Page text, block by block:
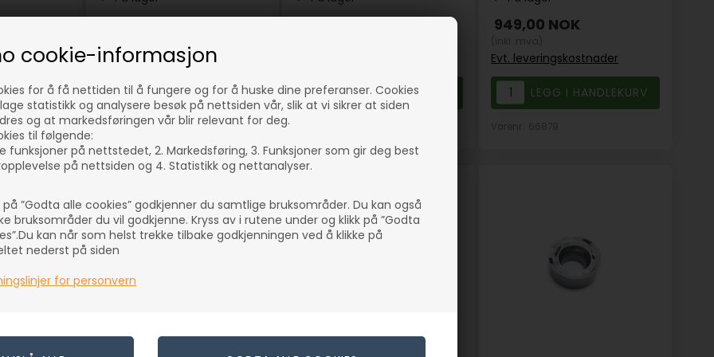
cookie-informasjon
for å få nettiden til å fungere og for å huske dine preferanser. Cookies
statistikk og analysere besøk på nettsiden vår, slik at vi sikrer at siden
og at markedsføringen vår blir relevant for deg.
til følgende:
funksjoner på nettstedet, 2. Markedsføring, 3. Funksjoner som gir deg best
på nettsiden og 4. Statistikk og nettanalyser.
”Godta alle cookies” godkjenner du samtlige bruksområder. Du kan også
bruksområder du vil godkjenne. Kryss av i rutene under og klikk på ”Godta
kan når som helst trekke tilbake godkjenningen ved å klikke på
nederst på siden
for personvern
Evt. leveringskostnader
Varenr.: 66875
949,00 NOK
Evt. leveringskostnader